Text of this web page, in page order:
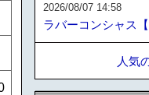
2026/08/07 14:58
ラバーコンシャス【
人気